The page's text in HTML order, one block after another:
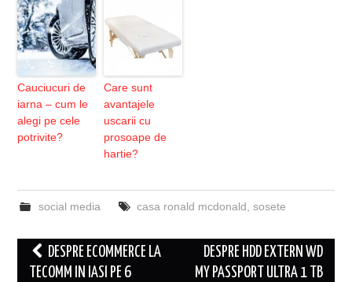
Cauciucuri de
iarna – cum le
alegi pe cele
potrivite?
Care sunt
avantajele
uscarii cu
prosoape de
hartie?
social media casa ronald mcdonald sosete
Post
navigation
DESPRE ECOMMERCE LA
TECOMM IN IASI PE 6
DESPRE HDD EXTERN WD
MY PASSPORT ULTRA 1 TB